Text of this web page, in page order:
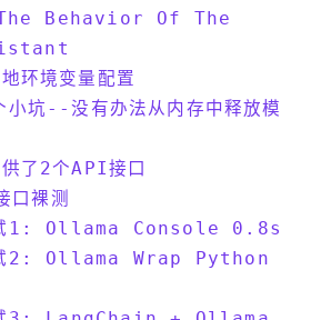
Behavior Of The
环境变量配置
坑--没有办法从内存中释放模
了2个API接口
裸测
1: Ollama Console 0.8s
2: Ollama Wrap Python